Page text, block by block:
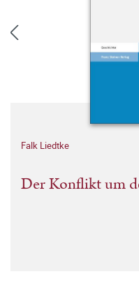
Falk Liedtke
Der Konflikt um